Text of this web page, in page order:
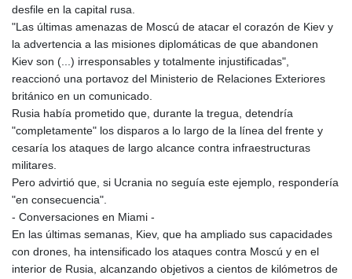
4918.938878
MKD 61.524236
MMK
2427.596601
MOP 9.314584
MRU 46.338424
MUR 54.419742
MWK
MYR 4.728715
MZN 73.882892
NAD 18.726567
desfile en la capital rusa.
"Las últimas amenazas de Moscú de atacar el corazón de Kiev y
la advertencia a las misiones diplomáticas de que abandonen
Kiev son (...) irresponsables y totalmente injustificadas",
reaccionó una portavoz del Ministerio de Relaciones Exteriores
británico en un comunicado.
Rusia había prometido que, durante la tregua, detendría
"completamente" los disparos a lo largo de la línea del frente y
cesaría los ataques de largo alcance contra infraestructuras
militares.
Pero advirtió que, si Ucrania no seguía este ejemplo, respondería
"en consecuencia".
- Conversaciones en Miami -
En las últimas semanas, Kiev, que ha ampliado sus capacidades
con drones, ha intensificado los ataques contra Moscú y en el
interior de Rusia, alcanzando objetivos a cientos de kilómetros de